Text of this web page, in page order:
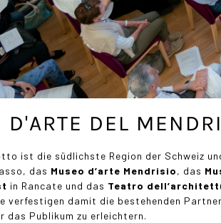
D'ARTE DEL
ist die südlichste Region der Schweiz
das Museo d’arte Mendrisio, das
in Rancate und das Teatro
verfestigen damit die bestehenden
das Publikum zu erleichtern.